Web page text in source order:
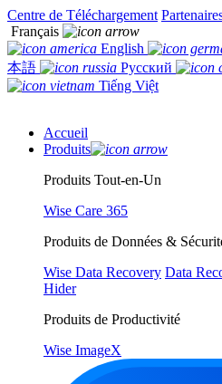
Centre de Téléchargement
Français
English
本語
Русский
Tiếng Việt
Accueil
Produits
Produits Tout-en-Un
Wise Care 365
Produits de Données &
Wise Data Recovery Data
Hider
Produits de Productivité
Wise ImageX